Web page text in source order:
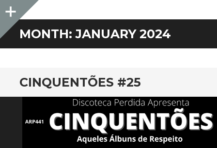
Sidebar
MONTH:JANUARY 2024
CINQUENTÕES #25